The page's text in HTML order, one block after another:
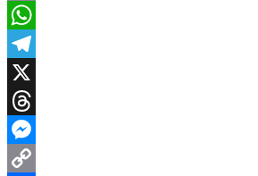
Email
WhatsApp
Telegram
X
Threads
Messenger